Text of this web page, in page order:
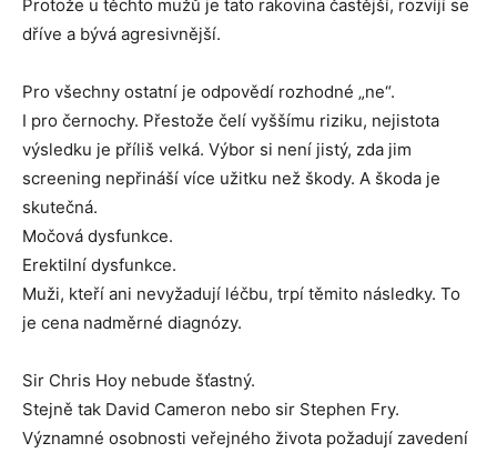
Protože u těchto mužů je tato rakovina častější, rozvíjí se
dříve a bývá agresivnější.
Pro všechny ostatní je odpovědí rozhodné „ne“.
I pro černochy. Přestože čelí vyššímu riziku, nejistota
výsledku je příliš velká. Výbor si není jistý, zda jim
screening nepřináší více užitku než škody. A škoda je
skutečná.
Močová dysfunkce.
Erektilní dysfunkce.
Muži, kteří ani nevyžadují léčbu, trpí těmito následky. To
je cena nadměrné diagnózy.
Sir Chris Hoy nebude šťastný.
Stejně tak David Cameron nebo sir Stephen Fry.
Významné osobnosti veřejného života požadují zavedení